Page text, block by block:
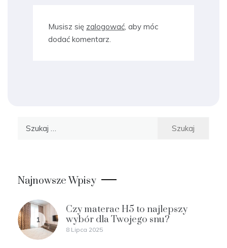
Musisz się zalogować, aby móc
dodać komentarz.
Najnowsze Wpisy
1
Czy materac H5 to najlepszy
wybór dla Twojego snu?
8 Lipca 2025